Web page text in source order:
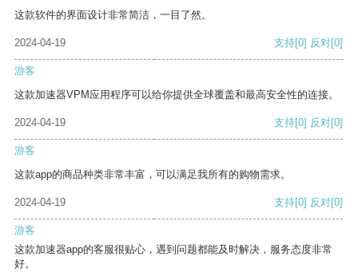
这款软件的界面设计非常简洁，一目了然。
2024-04-19 支持[0] 反对[0]
游客
这款加速器VPM应用程序可以给你提供全球覆盖和最高安全性的连接。
2024-04-19 支持[0] 反对[0]
游客
这款app的商品种类非常丰富，可以满足我所有的购物需求。
2024-04-19 支持[0] 反对[0]
游客
这款加速器app的客服很贴心，遇到问题都能及时解决，服务态度非常
好。